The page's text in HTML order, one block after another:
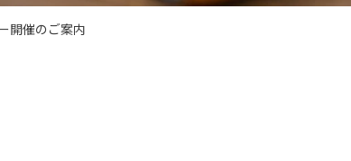
開催のご案内